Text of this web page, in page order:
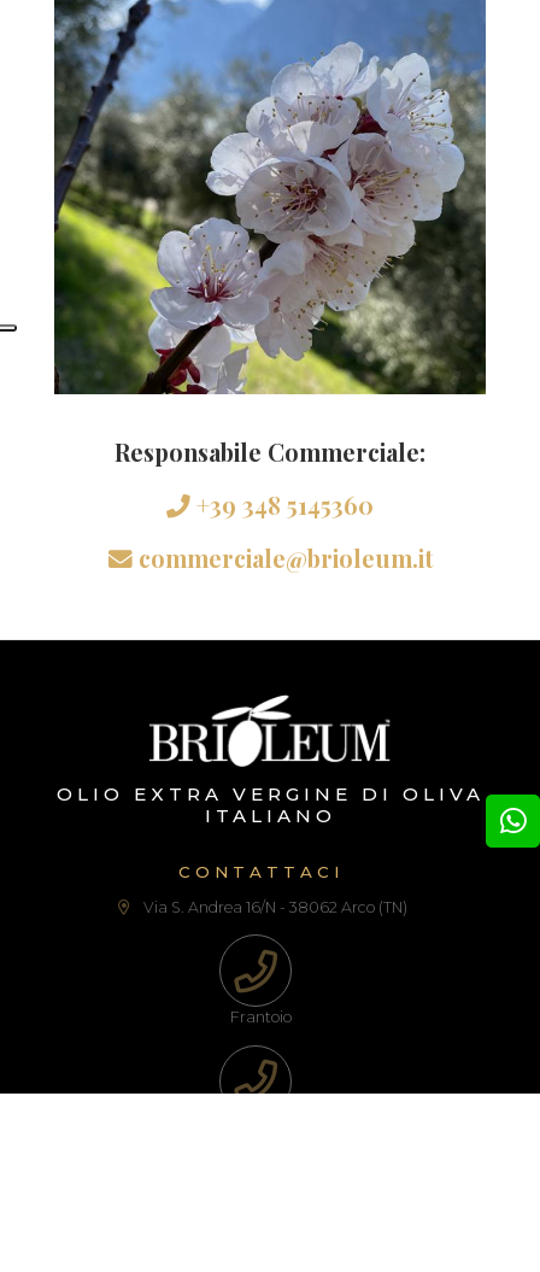
Responsabile Commerciale:
+39 348 5145360
commerciale@brioleum.it
OLIO EXTRA VERGINE DI OLIVA
ITALIANO
CONTATTACI
Via S. Andrea 16/N - 38062 Arco (TN)
Frantoio